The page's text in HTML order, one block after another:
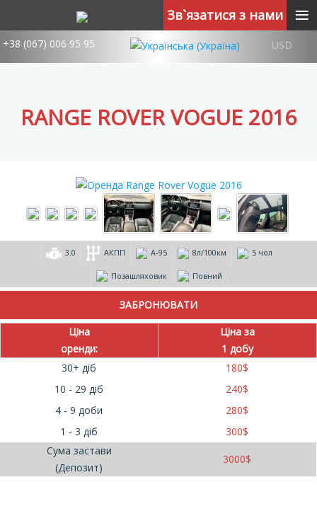
+38 (067) 006 95 95 USD
RANGE ROVER VOGUE 2016
3.0 АКПП А-95 8л/100км 5 чол
Позашляховик Повний
Ціна
оренди:
Ціна за
1 добу
30+ діб
180$
10 - 29 діб
240$
4 - 9 доби
280$
1 - 3 діб
300$
Сума застави
(Депозит)
3000$
Зв`язатися з нами ≡